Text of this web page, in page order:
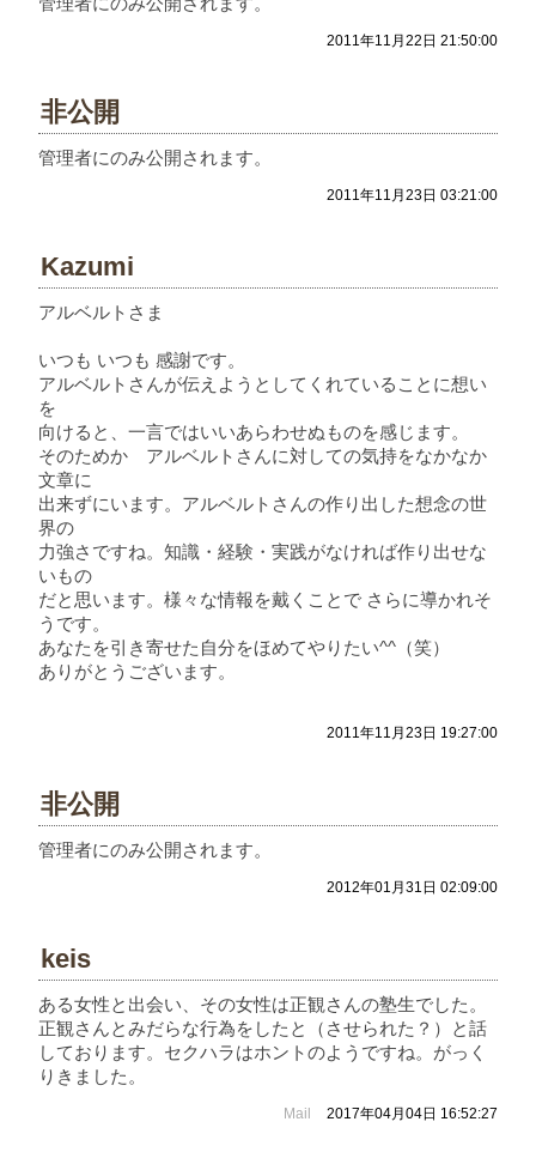
2011年11月22日 21:50:00
非公開
管理者にのみ公開されます。
2011年11月23日 03:21:00
Kazumi
アルベルトさま
いつも いつも 感謝です。
アルベルトさんが伝えようとしてくれていることに想い
を
向けると、一言ではいいあらわせぬものを感じます。
そのためか アルベルトさんに対しての気持をなかなか
文章に
出来ずにいます。アルベルトさんの作り出した想念の世
界の
力強さですね。知識・経験・実践がなければ作り出せな
いもの
だと思います。様々な情報を戴くことで さらに導かれそ
うです。
あなたを引き寄せた自分をほめてやりたい^^（笑）
ありがとうございます。
2011年11月23日 19:27:00
非公開
管理者にのみ公開されます。
2012年01月31日 02:09:00
keis
ある女性と出会い、その女性は正観さんの塾生でした。
正観さんとみだらな行為をしたと（させられた？）と話
しております。セクハラはホントのようですね。がっく
りきました。
Mail 2017年04月04日 16:52:27